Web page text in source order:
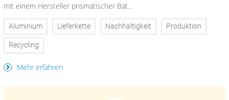
mit einem Hersteller prismatischer Bat...
Aluminium Lieferkette Nachhaltigkeit Produktion
Recycling
Mehr erfahren